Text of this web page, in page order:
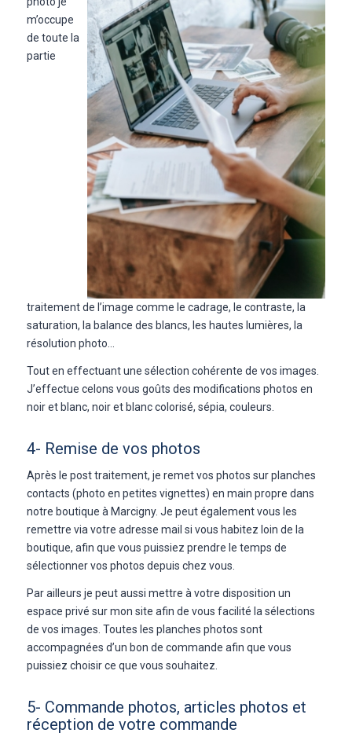
m’occupe
de toute la
partie
traitement de l’image comme le cadrage, le contraste, la
saturation, la balance des blancs, les hautes lumières, la
résolution photo…
Tout en effectuant une sélection cohérente de vos images.
J’effectue celons vous goûts des modifications photos en
noir et blanc, noir et blanc colorisé, sépia, couleurs.
4- Remise de vos photos
Après le post traitement, je remet vos photos sur planches
contacts (photo en petites vignettes) en main propre dans
notre boutique à Marcigny. Je peut également vous les
remettre via votre adresse mail si vous habitez loin de la
boutique, afin que vous puissiez prendre le temps de
sélectionner vos photos depuis chez vous.
Par ailleurs je peut aussi mettre à votre disposition un
espace privé sur mon site afin de vous facilité la sélections
de vos images. Toutes les planches photos sont
accompagnées d’un bon de commande afin que vous
puissiez choisir ce que vous souhaitez.
5- Commande photos, articles photos et
réception de votre commande